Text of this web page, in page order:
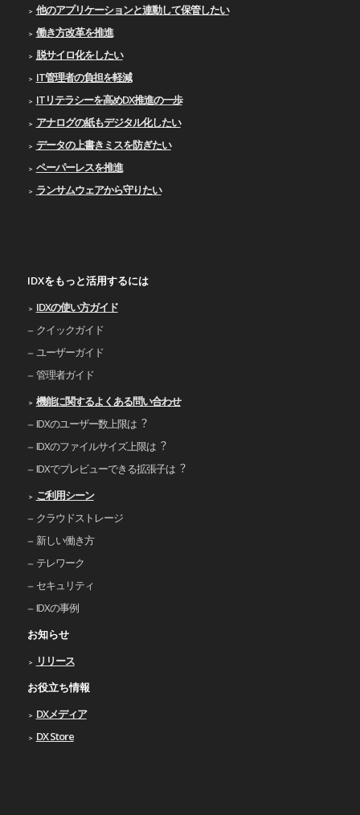
他のアプリケーションと連動して保管したい
働き方改革を推進
脱サイロ化をしたい
IT管理者の負担を軽減
ITリテラシーを高めDX推進の一歩
アナログの紙もデジタル化したい
データの上書きミスを防ぎたい
ペーパーレスを推進
ランサムウェアから守りたい
IDXをもっと活用するには
IDXの使い⽅ガイド
クイックガイド
ユーザーガイド
管理者ガイド
機能に関するよくある問い合わせ
IDXのユーザー数上限は︖
IDXのファイルサイズ上限は︖
IDXでプレビューできる拡張⼦は︖
ご利⽤シーン
クラウドストレージ
新しい働き⽅
テレワーク
セキュリティ
IDXの事例
お知らせ
リリース
お役立ち情報
DXメディア
DX Store